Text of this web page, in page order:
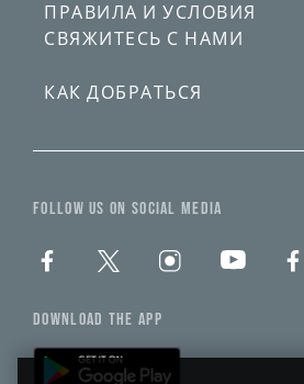
ПРАВИЛА И УСЛОВИЯ
СВЯЖИТЕСЬ С НАМИ
КАК ДОБРАТЬСЯ
FOLLOW US ON SOCIAL MEDIA
DOWNLOAD THE APP